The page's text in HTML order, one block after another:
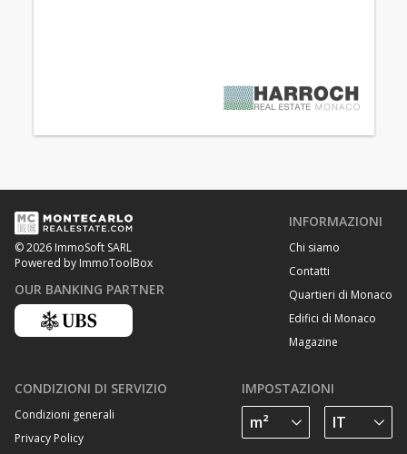
© 2026 ImmoSoft SARL
Powered by ImmoToolBox
OUR BANKING PARTNER
INFORMAZIONI
Chi siamo
Contatti
Quartieri di Monaco
Edifici di Monaco
Magazine
CONDIZIONI DI SERVIZIO
Condizioni generali
Privacy Policy
IMPOSTAZIONI